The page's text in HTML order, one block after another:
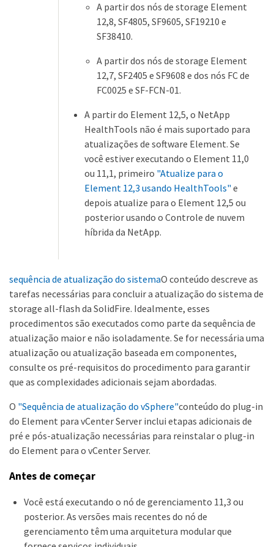
A partir dos nós de storage Element
12,8, SF4805, SF9605, SF19210 e
SF38410.
A partir dos nós de storage Element
12,7, SF2405 e SF9608 e dos nós FC de
FC0025 e SF-FCN-01.
A partir do Element 12,5, o NetApp
HealthTools não é mais suportado para
atualizações de software Element. Se
você estiver executando o Element 11,0
ou 11,1, primeiro "Atualize para o
Element 12,3 usando HealthTools" e
depois atualize para o Element 12,5 ou
posterior usando o Controle de nuvem
híbrida da NetApp.
sequência de atualização do sistemaO conteúdo descreve as
tarefas necessárias para concluir a atualização do sistema de
storage all-flash da SolidFire. Idealmente, esses
procedimentos são executados como parte da sequência de
atualização maior e não isoladamente. Se for necessária uma
atualização ou atualização baseada em componentes,
consulte os pré-requisitos do procedimento para garantir
que as complexidades adicionais sejam abordadas.
O "Sequência de atualização do vSphere"conteúdo do plug-in
do Element para vCenter Server inclui etapas adicionais de
pré e pós-atualização necessárias para reinstalar o plug-in
do Element para o vCenter Server.
Antes de começar
Você está executando o nó de gerenciamento 11,3 ou
posterior. As versões mais recentes do nó de
gerenciamento têm uma arquitetura modular que